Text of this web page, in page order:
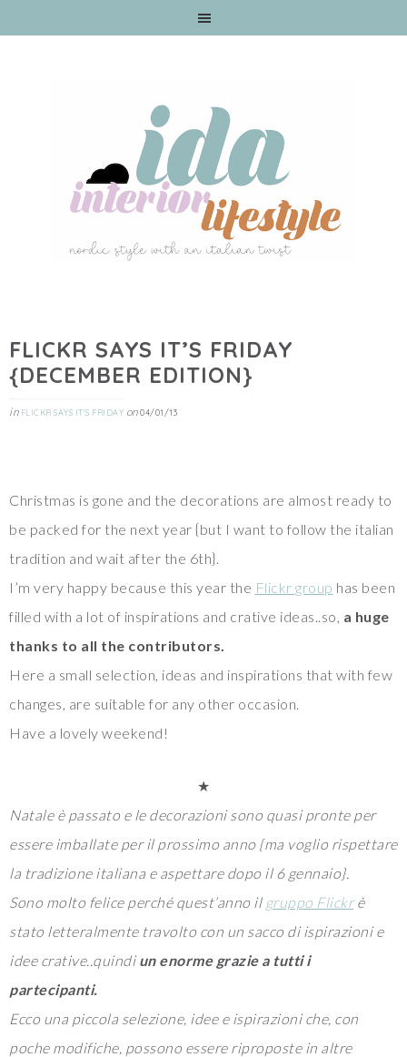
FLICKR SAYS IT’S FRIDAY
{DECEMBER EDITION}
in FLICKR SAYS IT'S FRIDAY on04/01/13
Christmas is gone and the decorations are almost ready to
be packed for the next year {but I want to follow the italian
tradition and wait after the 6th}.
I’m very happy because this year the Flickr group has been
filled with a lot of inspirations and crative ideas..so, a huge
thanks to all the contributors.
Here a small selection, ideas and inspirations that with few
changes, are suitable for any other occasion.
Have a lovely weekend!
★
Natale è passato e le decorazioni sono quasi pronte per
essere imballate per il prossimo anno {ma voglio rispettare
la tradizione italiana e aspettare dopo il 6 gennaio}.
Sono molto felice perché quest’anno il gruppo Flickrè
stato letteralmente travolto con un sacco di ispirazioni e
idee crative..quindiun enorme grazie a tutti i
partecipanti.
Ecco una piccola selezione, idee e ispirazioni che, con
poche modifiche, possono essere riproposte in altre